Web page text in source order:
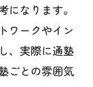
なります。
ワークやイン
、実際に通塾
ごとの雰囲気